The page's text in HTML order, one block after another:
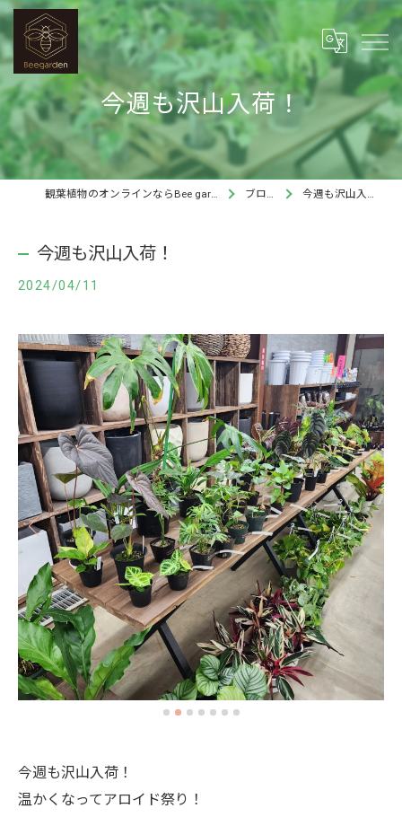
今週も沢山入荷！
観葉植物のオンラインならBee garden ブログ 今週も沢山入荷！
今週も沢山入荷！
2024/04/11
今週も沢山入荷！
温かくなってアロイド祭り！